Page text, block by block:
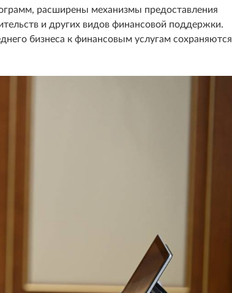
расширены механизмы предоставления
и других видов финансовой поддержки.
бизнеса к финансовым услугам сохраняются